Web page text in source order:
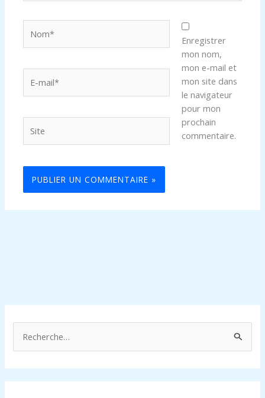
mail*
Enregistrer
mon nom,
mon e-mail et
mon site dans
le navigateur
pour mon
prochain
commentaire.
e
c